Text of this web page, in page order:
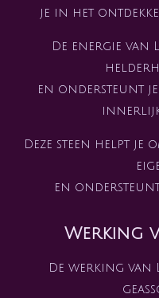
je in het
De energie van
en ondersteunt
Deze steen helpt je
en
Werking
De werking van